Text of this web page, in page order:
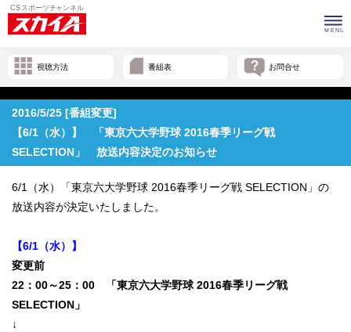
視聴方法 番組表 お問合せ
2016/5/25 [番組変更]
【6/1（水）】 「東京六大学野球 2016春季リーグ戦
SELECTION」 放送内容決定のお知らせ
6/1（水）「東京六大学野球 2016春季リーグ戦 SELECTION」の
放送内容が決定いたしました。
【6/1（水）】
変更前
22：00～25：00 「東京六大学野球 2016春季リーグ戦
SELECTION」
↓